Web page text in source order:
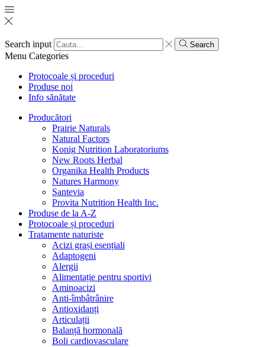
Search input Search
Menu Categories
Protocoale și proceduri
Produse noi
Info sănătate
Producători
Prairie Naturals
Natural Factors
Konig Nutrition Laboratoriums
New Roots Herbal
Organika Health Products
Natures Harmony
Santevia
Provita Nutrition Health Inc.
Produse de la A-Z
Protocoale și proceduri
Tratamente naturiste
Acizi grași esențiali
Adaptogeni
Alergii
Alimentație pentru sportivi
Aminoacizi
Anti-îmbâtrânire
Antioxidanți
Articulații
Balanță hormonală
Boli cardiovasculare